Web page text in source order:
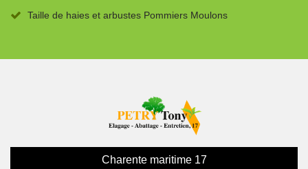
Taille de haies et arbustes Pommiers Moulons
Charente maritime 17